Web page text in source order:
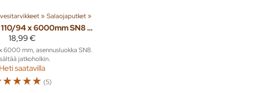
‪» Salaojaputket‪»
Salaojaputki 110/94 x 6000mm SN8 jatkoholkilla
18,99 €
6000 mm, asennusluokka SN8.
jatkoholkin.
Heti saatavilla
☆☆☆☆ (5)